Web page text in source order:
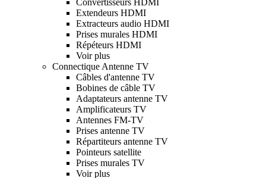
Extendeurs HDMI
Extracteurs audio HDMI
Prises murales HDMI
Répéteurs HDMI
Voir plus
Connectique Antenne TV
Câbles d'antenne TV
Bobines de câble TV
Adaptateurs antenne TV
Amplificateurs TV
Antennes FM-TV
Prises antenne TV
Répartiteurs antenne TV
Pointeurs satellite
Prises murales TV
Voir plus